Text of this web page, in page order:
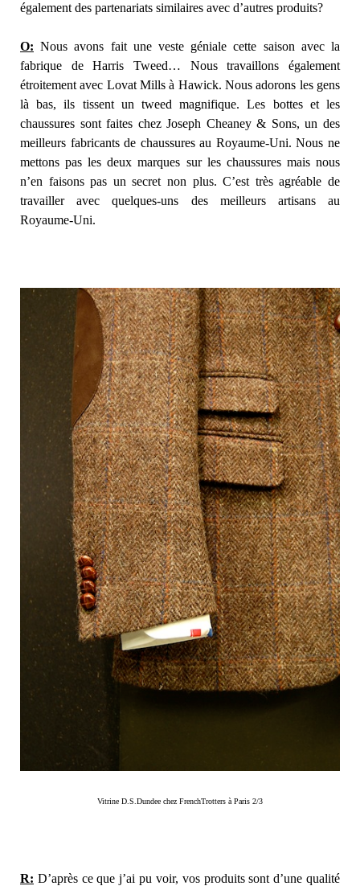
également des partenariats similaires avec d’autres produits?
O: Nous avons fait une veste géniale cette saison avec la
fabrique de Harris Tweed… Nous travaillons également
étroitement avec Lovat Mills à Hawick. Nous adorons les gens
là bas, ils tissent un tweed magnifique. Les bottes et les
chaussures sont faites chez Joseph Cheaney & Sons, un des
meilleurs fabricants de chaussures au Royaume-Uni. Nous ne
mettons pas les deux marques sur les chaussures mais nous
n’en faisons pas un secret non plus. C’est très agréable de
travailler avec quelques-uns des meilleurs artisans au
Royaume-Uni.
Vitrine D.S.Dundee chez FrenchTrotters à Paris 2/3
R: D’après ce que j’ai pu voir, vos produits sont d’une qualité